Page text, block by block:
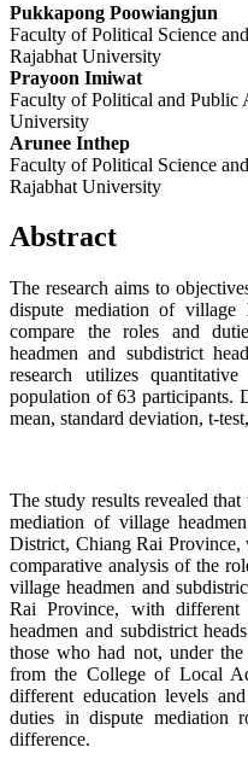
Pukkapong Poowiangjun
Faculty of Political Science
Rajabhat University
Prayoon Imiwat
Faculty of Political and Public
University
Arunee Inthep
Faculty of Political Science
Rajabhat University
Abstract
The research aims to
dispute mediation of village
compare the roles and
headmen and subdistrict
research utilizes
population of 63 participants.
mean, standard deviation, t-
The study results revealed
mediation of village
District, Chiang Rai Province,
comparative analysis of the
village headmen and
Rai Province, with different
headmen and subdistrict
those who had not, under
from the College of Local
different education levels
duties in dispute mediation
difference.